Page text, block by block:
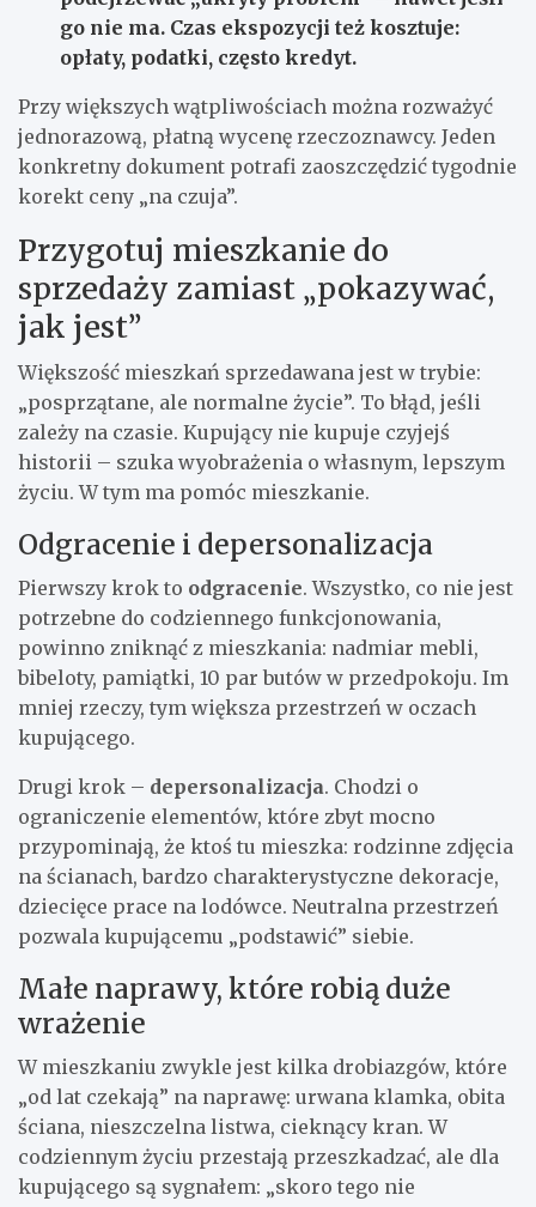
go nie ma. Czas ekspozycji też kosztuje:
opłaty, podatki, często kredyt.
Przy większych wątpliwościach można rozważyć
jednorazową, płatną wycenę rzeczoznawcy. Jeden
konkretny dokument potrafi zaoszczędzić tygodnie
korekt ceny „na czuja”.
Przygotuj mieszkanie do
sprzedaży zamiast „pokazywać,
jak jest”
Większość mieszkań sprzedawana jest w trybie:
„posprzątane, ale normalne życie”. To błąd, jeśli
zależy na czasie. Kupujący nie kupuje czyjejś
historii – szuka wyobrażenia o własnym, lepszym
życiu. W tym ma pomóc mieszkanie.
Odgracenie i depersonalizacja
Pierwszy krok to odgracenie. Wszystko, co nie jest
potrzebne do codziennego funkcjonowania,
powinno zniknąć z mieszkania: nadmiar mebli,
bibeloty, pamiątki, 10 par butów w przedpokoju. Im
mniej rzeczy, tym większa przestrzeń w oczach
kupującego.
Drugi krok – depersonalizacja. Chodzi o
ograniczenie elementów, które zbyt mocno
przypominają, że ktoś tu mieszka: rodzinne zdjęcia
na ścianach, bardzo charakterystyczne dekoracje,
dziecięce prace na lodówce. Neutralna przestrzeń
pozwala kupującemu „podstawić” siebie.
Małe naprawy, które robią duże
wrażenie
W mieszkaniu zwykle jest kilka drobiazgów, które
„od lat czekają” na naprawę: urwana klamka, obita
ściana, nieszczelna listwa, cieknący kran. W
codziennym życiu przestają przeszkadzać, ale dla
kupującego są sygnałem: „skoro tego nie